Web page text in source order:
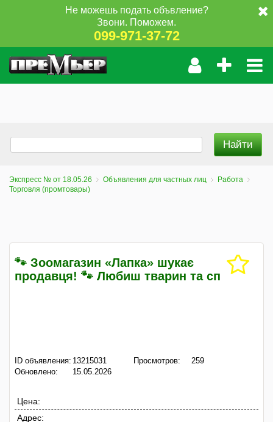
Не можешь подать объвление?
Звони. Поможем.
099-971-37-72
Экспресс № от 18.05.26 Объявления для частных лиц
Работа
Торговля (промтовары)
🐾 Зоомагазин «Лапка» шукає
продавця! 🐾 Любиш тварин та сп
ID объявления: 13215031
Обновлено:
15.05.2026
Просмотров: 259
Цена:
Адрес: